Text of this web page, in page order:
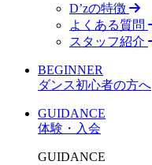
D’zの特徴
よくある質問
スタッフ紹介
BEGINNER
ダンス初心者の方へ
GUIDANCE
体験・入会
GUIDANCE